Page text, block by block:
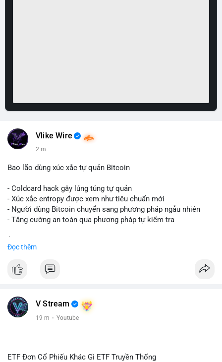
Vlike Wire
2 m
Bao lão dùng xúc xắc tự quản Bitcoin
- Coldcard hack gây lúng túng tự quản
- Xúc xắc entropy được xem như tiêu chuẩn mới
- Người dùng Bitcoin chuyển sang phương pháp ngẫu nhiên
- Tăng cường an toàn qua phương pháp tự kiểm tra
Đọc thêm
V Stream
19 m · Youtube
ETF Đơn Cổ Phiếu Khác Gì ETF Truyền Thống